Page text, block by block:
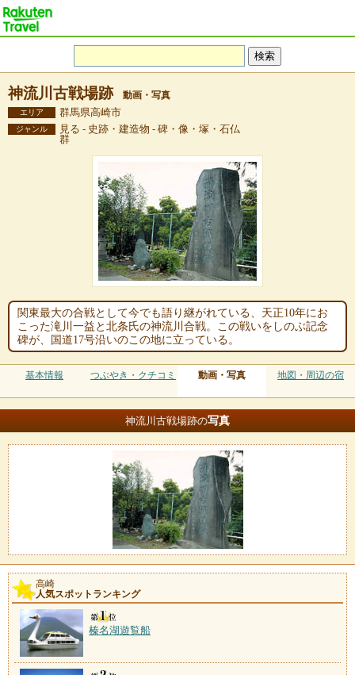
神流川古戦場跡 動画・写真
エリア 群馬県高崎市
ジャンル
見る - 史跡・建造物 - 碑・像・塚・石仏
群
関東最大の合戦として今でも語り継がれている、天正10年にお
こった滝川一益と北条氏の神流川合戦。この戦いをしのぶ記念
碑が、国道17号沿いのこの地に立っている。
基本情報 つぶやき・クチコミ 動画・写真 地図・周辺の宿
神流川古戦場跡の写真
高崎
人気スポットランキング
榛名湖遊覧船